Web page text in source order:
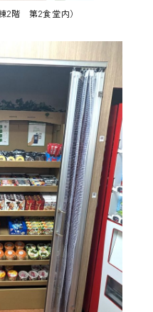
2階 第2食堂内）